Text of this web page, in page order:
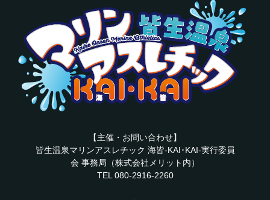
【主催・お問い合わせ】
皆生温泉マリンアスレチック 海皆-KAI･KAI-実行委員
会 事務局（株式会社メリット内）
TEL 080-2916-2260